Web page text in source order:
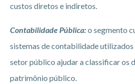
custos diretos e indiretos.
Contabilidade Pública:o segmento
sistemas de contabilidade utilizados
setor público ajudar a classificar os
patrimônio público.